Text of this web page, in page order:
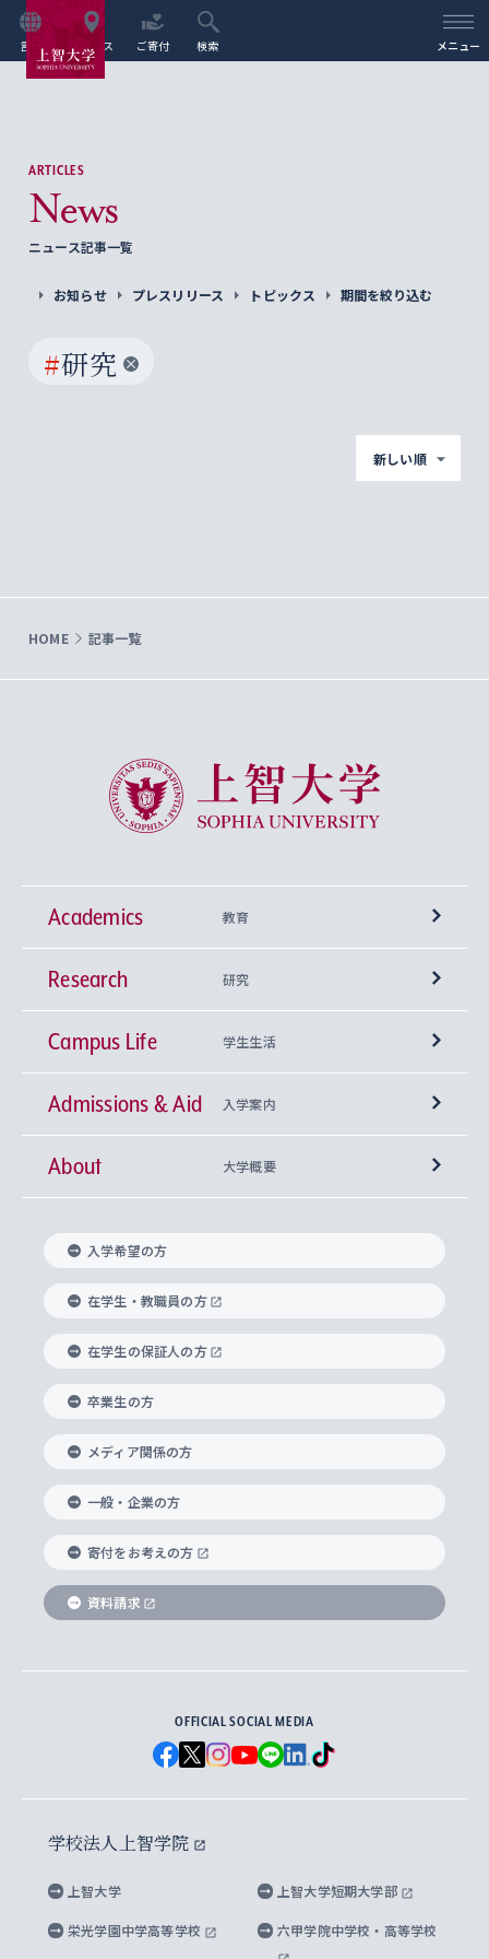
言語 アクセス ご寄付 検索 メニュー
ARTICLES
News
ニュース記事一覧
お知らせ プレスリリース トピックス 期間を絞り込む
#研究
新しい順
HOME 記事一覧
上智大学 Sophia University
Academics 教育
学部
神学部
文学部
総合人間科学部
経済学部
外国語学部
総合グローバル学部
国際教養学部
理工学部
Futures） – 持続可能な未来を考える６学科連携
興味から学科を探す
上智大学の全学共通教育
基盤教育センター
キリスト教人間学
身体知
思考と表現
データサイエンス
上智大学の語学教育
言語教育研究センター
上智大学のグローバル教育
グローバル教育センター
上智大学で学ぶ
海外で学ぶ
学びのサポート
大学院
神学研究科
実践宗教学研究科
総合人間科学研究科
経済学研究科
グローバル・スタディーズ研究科
助産学専攻科
生涯学習
Research 研究
研究所 等
キリスト教文化研究所
中世思想研究所
国際言語情報研究所
グローバル・コンサーン研究所
比較文化研究所
ヨーロッパ研究所
アジア文化研究所
アメリカ・カナダ研究所
メディア・ジャーナリズム研究所
水稀少社会研究センター
先進機械・構造材料イノベーションセンター
Sophia Open Research Weeks (SORW)
産官学連携
知的財産
研究支援制度
重点領域研究・自由課題研究
研究活動に関する法令・研究費の使用について
Campus Life 学生生活
学期区分と授業時間割
課外活動
課外教育プログラム
ボランティア活動
グローバルな学びのコミュニティ
学生の相談窓口
心身の健康相談
ハラスメント防止の取り組み
障がいのある学生への支援
キャリア形成サポート
キャリア形成支援プログラム
就職（内定先）・進路統計
企業の採用ご担当者様へのご案内
住まいのサポート
Admissions & Aid 入学案内
上智大学で取得できる学位
入れの方針）
科目等履修生
研究生・外国人特別研究生・国費留学生
交換留学生(海外大学から上智大学で学ぶ)
ノンディグリー生
Sophia Short-term Program受講生
学費・奨学金
学部入学前に出願する奨学金
国による高等教育の修学支援新制度
大学院生対象の奨学金
海外留学する際の費用と奨学金
About 大学概要
理事長・学長メッセージ
学長・副学長紹介
上智大学の精神
上智大学の理念
上智大学の沿革
ソフィア・アーカイブズ
上智大学とカトリック
グローバルエンゲージメント
上智大学を訪れた世界の知性
国連Weeks・アフリカWeeks
ダイバーシティ＆サステナビリティへの取り組み
上智大学公式ソーシャルメディア
学校法人上智学院について
数字で見る上智大学
上智大学のネットワーク
父母・保証人とのネットワーク
学外とのネットワーク
上智大学の出版物
上智大学大学案内・大学院案内
英文広報誌 SOPHIA magazine
上智大学のビジュアル・アイデンティティ
上智大学ビジュアル・アイデンティティ
上智大学校歌 ・上智大学学生歌
上智大学への取材・キャンパスでの撮影について
上智大学の公開情報
上智大学の教育研究活動等の情報公表
キャンパス案内
入学希望の方
在学生・教職員の方
在学生の保証人の方
卒業生の方
メディア関係の方
一般・企業の方
寄付をお考えの方
資料請求
OFFICIAL SOCIAL MEDIA
学校法人上智学院
上智大学 上智大学短期大学部
栄光学園中学高等学校 六甲学院中学校・高等学校